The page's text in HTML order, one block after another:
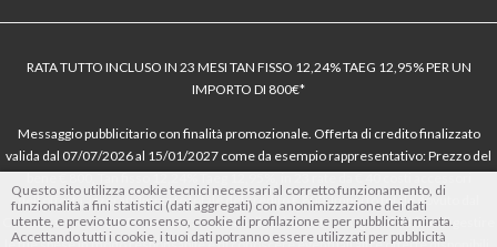
RATA TUTTO INCLUSO IN 23 MESI TAN FISSO 12,24% TAEG 12,95% PER UN
IMPORTO DI 800€*
Messaggio pubblicitario con finalità promozionale. Offerta di credito finalizzato
valida dal 07/07/2026 al 15/01/2027 come da esempio rappresentativo: Prezzo del
dell’offerta azzerati. Importo totale del credito € 800. Importo totale dovuto dal
Consumatore € 920. Decorrenza media della prima rata a 90 giorni. Al fine di gestire
Questo sito utilizza cookie tecnici necessari al corretto funzionamento, di
funzionalità a fini statistici (dati aggregati) con anonimizzazione dei dati
utente, e previo tuo consenso, cookie di profilazione e per pubblicità mirata.
Accettando tutti i cookie, i tuoi dati potranno essere utilizzati per pubblicità